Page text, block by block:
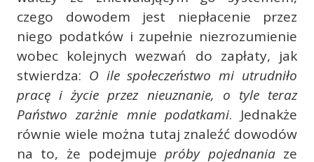
czego dowodem jest niepłacenie przez
niego podatków i zupełnie niezrozumienie
wobec kolejnych wezwań do zapłaty, jak
stwierdza: O ile społeczeństwo mi utrudniło
pracę i życie przez nieuznanie, o tyle teraz
Państwo zarżnie mnie podatkami. Jednakże
równie wiele można tutaj znaleźć dowodów
na to, że podejmujepróby pojednania ze